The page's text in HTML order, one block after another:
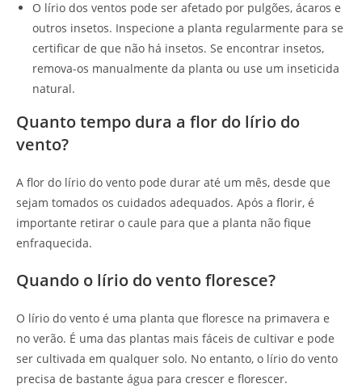
O lírio dos ventos pode ser afetado por pulgões, ácaros e
outros insetos. Inspecione a planta regularmente para se
certificar de que não há insetos. Se encontrar insetos,
remova-os manualmente da planta ou use um inseticida
natural.
Quanto tempo dura a flor do lírio do
vento?
A flor do lírio do vento pode durar até um mês, desde que
sejam tomados os cuidados adequados. Após a florir, é
importante retirar o caule para que a planta não fique
enfraquecida.
Quando o lírio do vento floresce?
O lírio do vento é uma planta que floresce na primavera e
no verão. É uma das plantas mais fáceis de cultivar e pode
ser cultivada em qualquer solo. No entanto, o lírio do vento
precisa de bastante água para crescer e florescer.